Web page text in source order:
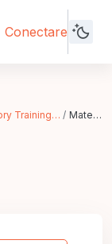
Conectare
2. Transnational Participatory Training (Timisoara - RO) - On line training Material day 4